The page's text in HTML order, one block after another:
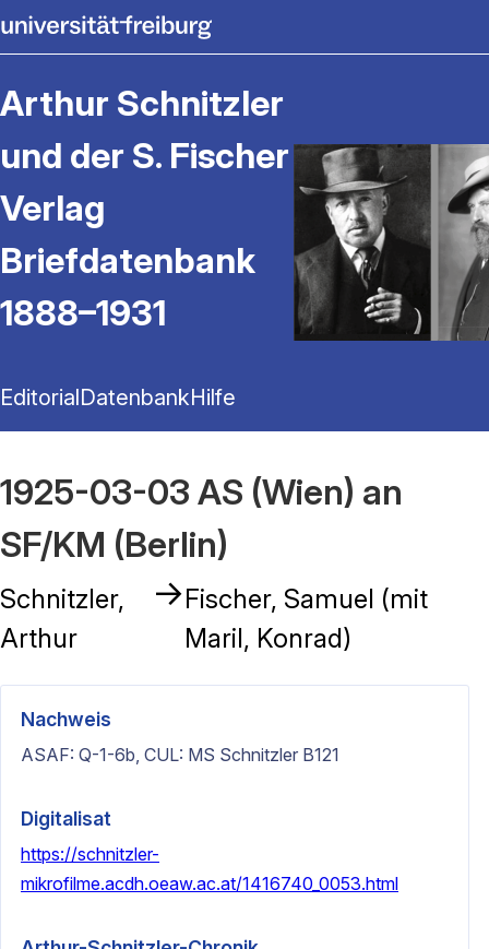
Arthur Schnitzler
und der S. Fischer
Verlag
Briefdatenbank
1888–1931
EditorialDatenbankHilfe
1925-03-03 AS (Wien) an
SF/KM (Berlin)
Schnitzler,
Arthur
→Fischer, Samuel (mit
Maril, Konrad)
Nachweis
ASAF: Q-1-6b, CUL: MS Schnitzler B121
Digitalisat
https://schnitzler-
mikrofilme.acdh.oeaw.ac.at/1416740_0053.html